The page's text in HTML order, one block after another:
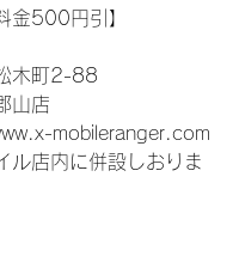
金500円引】
木町2-88
山店
mobileranger.com
ル店内に併設しおりま